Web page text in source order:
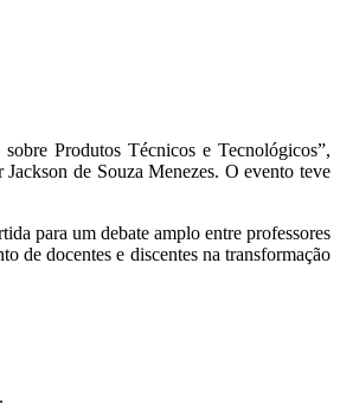
Produtos Técnicos e Tecnológicos”,
de Souza Menezes. O evento teve
para um debate amplo entre professores
de docentes e discentes na transformação